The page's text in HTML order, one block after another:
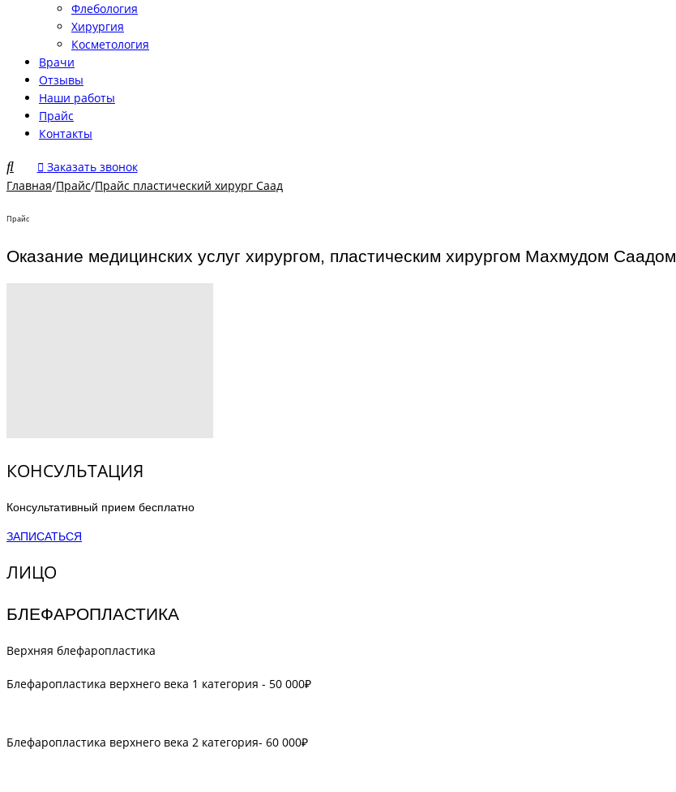
Флебология
Хирургия
Косметология
Врачи
Отзывы
Наши работы
Прайс
Контакты
Заказать звонок
Главная/Прайс/Прайс пластический хирург Саад
Прайс
Оказание медицинских услуг хирургом, пластическим хирургом Махмудом Саадом
КОНСУЛЬТАЦИЯ
Консультативный прием бесплатно
ЗАПИСАТЬСЯ
ЛИЦО
БЛЕФАРОПЛАСТИКА
Верхняя блефаропластика
Блефаропластика верхнего века 1 категория - 50 000₽
Блефаропластика верхнего века 2 категория- 60 000₽